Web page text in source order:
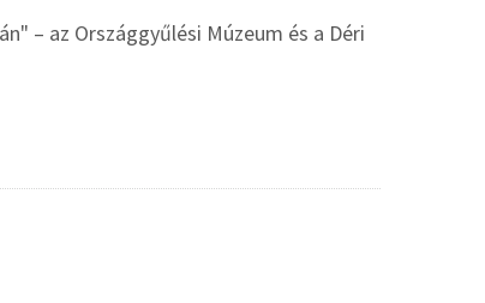
– az Országgyűlési Múzeum és a Déri